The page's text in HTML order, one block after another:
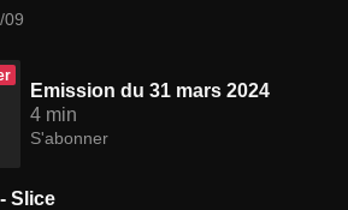
09
Emission du 31 mars 2024
4 min
S'abonner
Slice